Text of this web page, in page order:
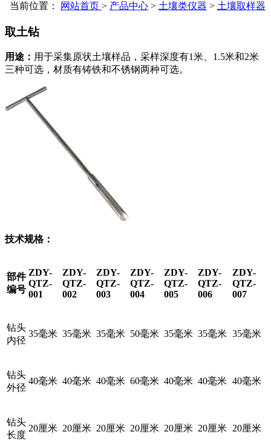
当前位置： 网站首页 > 产品中心 > 土壤类仪器 > 土壤取样器
取土钻
用途： 用于采集原状土壤样品，采样深度有1米、1.5米和2米
三种可选，材质有铸铁和不锈钢两种可选。
技术规格：
部件
编号
ZDY-
QTZ-
001
ZDY-
QTZ-
002
ZDY-
QTZ-
003
ZDY-
QTZ-
004
ZDY-
QTZ-
005
ZDY-
QTZ-
006
ZDY-
QTZ-
007
钻头
内径
35毫米 35毫米 35毫米 50毫米 35毫米 35毫米 35毫米
钻头
外径
40毫米 40毫米 40毫米 60毫米 40毫米 40毫米 40毫米
钻头
长度
20厘米 20厘米 20厘米 20厘米 20厘米 20厘米 20厘米